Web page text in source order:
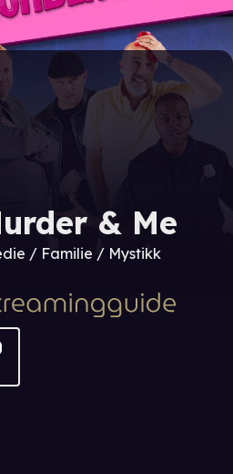
& Me
/ Familie / Mystikk